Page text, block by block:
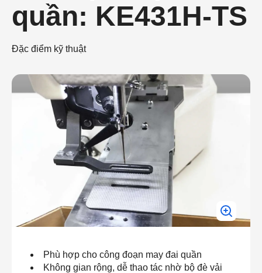
quần: KE431H-TS
Đặc điểm kỹ thuật
Phù hợp cho công đoạn may đai quần
Không gian rộng, dễ thao tác nhờ bộ đè vải